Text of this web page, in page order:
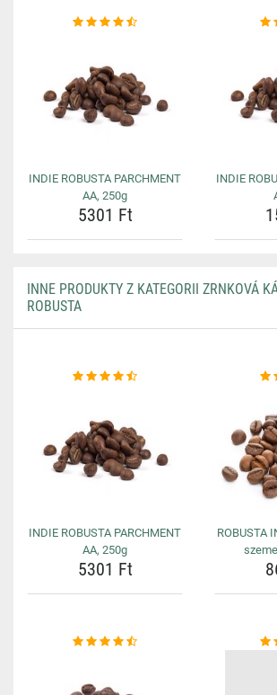
INDIE ROBUSTA PARCHMENT
AA, 250g
5301 Ft
INDIE
INNE PRODUKTY Z KATEGORII ZRNKOVÁ
ROBUSTA
INDIE ROBUSTA PARCHMENT
AA, 250g
5301 Ft
ROBUSTA